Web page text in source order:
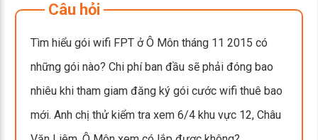
Câu hỏi
Tìm hiểu gói wifi FPT ở Ô Môn tháng 11 2015 có
những gói nào? Chi phí ban đầu sẽ phải đóng bao
nhiêu khi tham giam đăng ký gói cước wifi thuê bao
mới. Anh chị thử kiểm tra xem 6/4 khu vực 12, Châu